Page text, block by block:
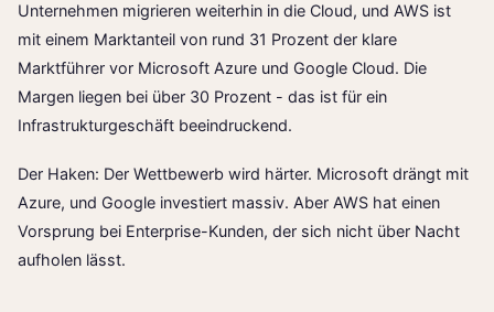
Unternehmen migrieren weiterhin in die Cloud, und AWS ist
mit einem Marktanteil von rund 31 Prozent der klare
Marktführer vor Microsoft Azure und Google Cloud. Die
Margen liegen bei über 30 Prozent - das ist für ein
Infrastrukturgeschäft beeindruckend.
Der Haken: Der Wettbewerb wird härter. Microsoft drängt mit
Azure, und Google investiert massiv. Aber AWS hat einen
Vorsprung bei Enterprise-Kunden, der sich nicht über Nacht
aufholen lässt.